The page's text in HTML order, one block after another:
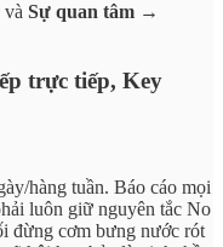
và Sự quan tâm →
trực tiếp, Key
hàng tuần. Báo cáo mọi
luôn giữ nguyên tắc No
đừng cơm bưng nước rót